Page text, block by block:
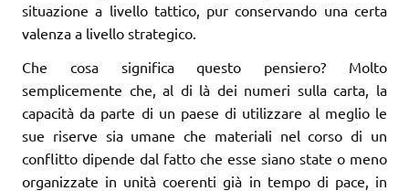
situazione a livello tattico, pur conservando una certa
valenza a livello strategico.
Che cosa significa questo pensiero? Molto
semplicemente che, al di là dei numeri sulla carta, la
capacità da parte di un paese di utilizzare al meglio le
sue riserve sia umane che materiali nel corso di un
conflitto dipende dal fatto che esse siano state o meno
organizzate in unità coerenti già in tempo di pace, in